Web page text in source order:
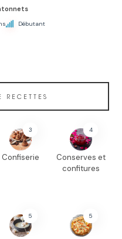
Débutant
RECETTES
3
Confiserie
4
Conserves et
confitures
5 5